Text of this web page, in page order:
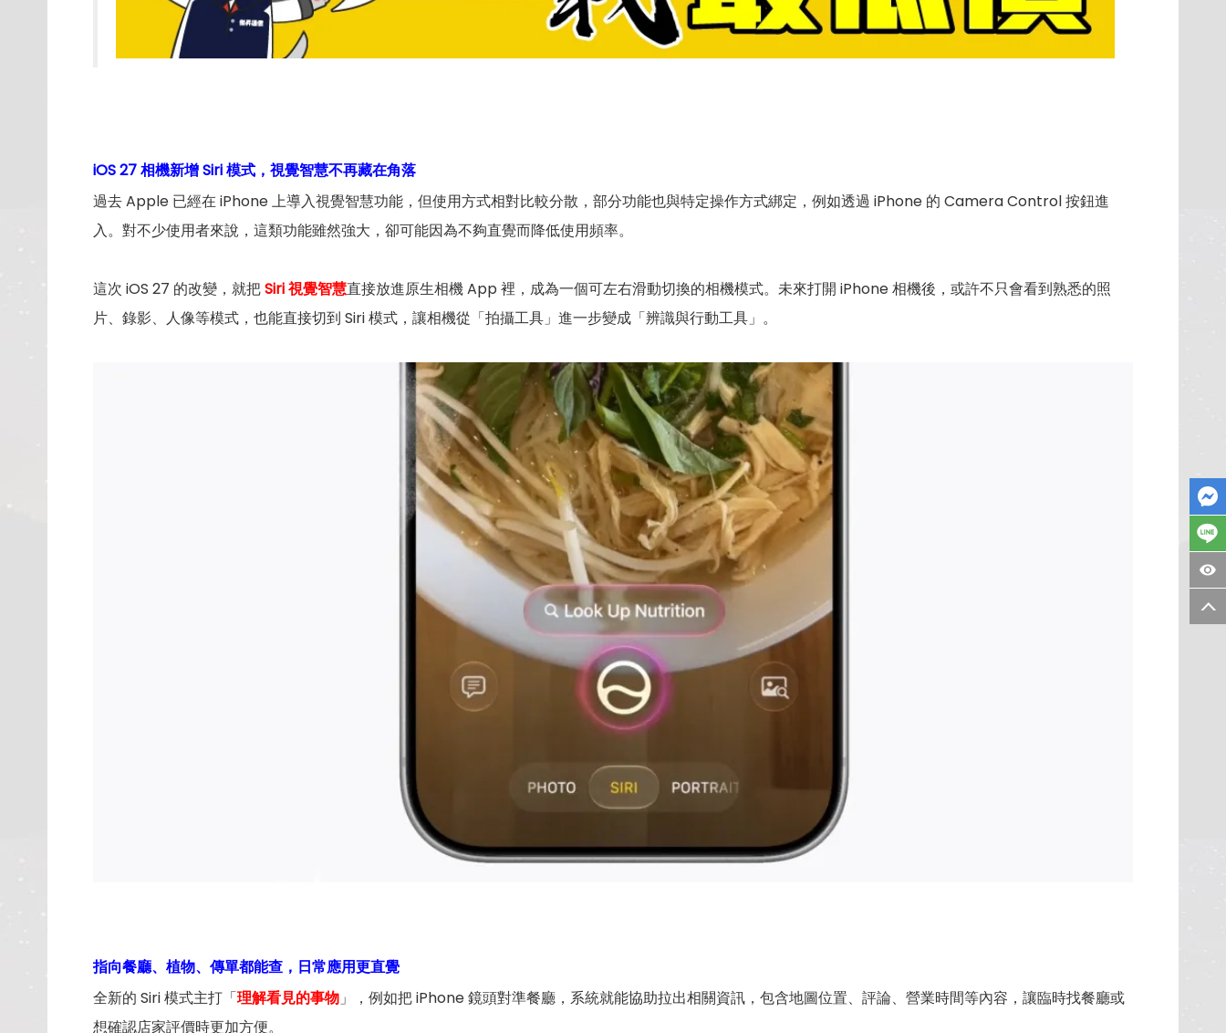
iOS 27 相機新增 Siri 模式，視覺智慧不再藏在角落
過去 Apple 已經在 iPhone 上導入視覺智慧功能，但使用方式相對比較分散，部分功能也與特定操作方式綁定，例如透過 iPhone 的 Camera Control 按鈕進
入。對不少使用者來說，這類功能雖然強大，卻可能因為不夠直覺而降低使用頻率。
這次 iOS 27 的改變，就把Siri 視覺智慧直接放進原生相機 App 裡，成為一個可左右滑動切換的相機模式。未來打開 iPhone 相機後，或許不只會看到熟悉的照
片、錄影、人像等模式，也能直接切到 Siri 模式，讓相機從「拍攝工具」進一步變成「辨識與行動工具」。
指向餐廳、植物、傳單都能查，日常應用更直覺
全新的 Siri 模式主打「理解看見的事物 」，例如把 iPhone 鏡頭對準餐廳，系統就能協助拉出相關資訊，包含地圖位置、評論、營業時間等內容，讓臨時找餐廳或
想確認店家評價時更加方便。